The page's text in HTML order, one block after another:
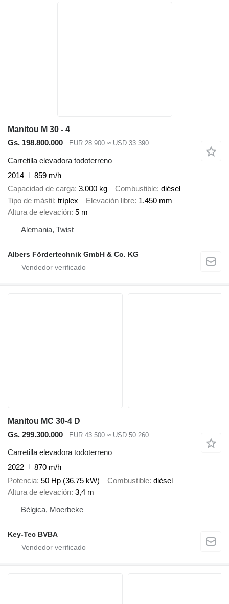
Manitou M 30 - 4
Gs. 198.800.000
EUR 28.900 ≈ USD 33.390
Carretilla elevadora todoterreno
2014
859 m/h
Capacidad de carga 3.000 kg Combustible diésel
Tipo de mástil tríplex Elevación libre 1.450 mm
Altura de elevación 5 m
Alemania, Twist
Albers Fördertechnik GmbH & Co. KG
Manitou MC 30-4 D
Gs. 299.300.000
EUR 43.500 ≈ USD 50.260
Carretilla elevadora todoterreno
2022
870 m/h
Potencia 50 Hp (36.75 kW) Combustible diésel
Altura de elevación 3,4 m
Bélgica, Moerbeke
Key-Tec BVBA